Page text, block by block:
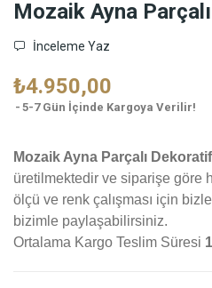
Mozaik Ayna
İnceleme Yaz
₺4.950,00
5-7 Gün İçinde Kargoya Verilir!
Mozaik Ayna Parçalı
üretilmektedir ve siparişe göre
ölçü ve renk çalışması için
bizimle paylaşabilirsiniz.
Ortalama Kargo Teslim Süresi